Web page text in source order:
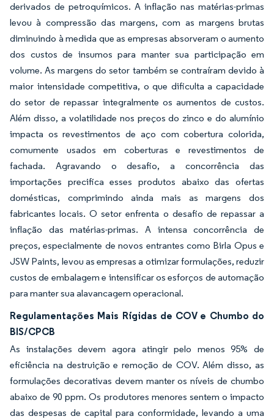
derivados de petroquímicos. A inflação nas matérias-primas
levou à compressão das margens, com as margens brutas
diminuindo à medida que as empresas absorveram o aumento
dos custos de insumos para manter sua participação em
volume. As margens do setor também se contraíram devido à
maior intensidade competitiva, o que dificulta a capacidade
do setor de repassar integralmente os aumentos de custos.
Além disso, a volatilidade nos preços do zinco e do alumínio
impacta os revestimentos de aço com cobertura colorida,
comumente usados em coberturas e revestimentos de
fachada. Agravando o desafio, a concorrência das
importações precifica esses produtos abaixo das ofertas
domésticas, comprimindo ainda mais as margens dos
fabricantes locais. O setor enfrenta o desafio de repassar a
inflação das matérias-primas. A intensa concorrência de
preços, especialmente de novos entrantes como Birla Opus e
JSW Paints, levou as empresas a otimizar formulações, reduzir
custos de embalagem e intensificar os esforços de automação
para manter sua alavancagem operacional.
Regulamentações Mais Rígidas de COV e Chumbo do
BIS/CPCB
As instalações devem agora atingir pelo menos 95% de
eficiência na destruição e remoção de COV. Além disso, as
formulações decorativas devem manter os níveis de chumbo
abaixo de 90 ppm. Os produtores menores sentem o impacto
das despesas de capital para conformidade, levando a uma